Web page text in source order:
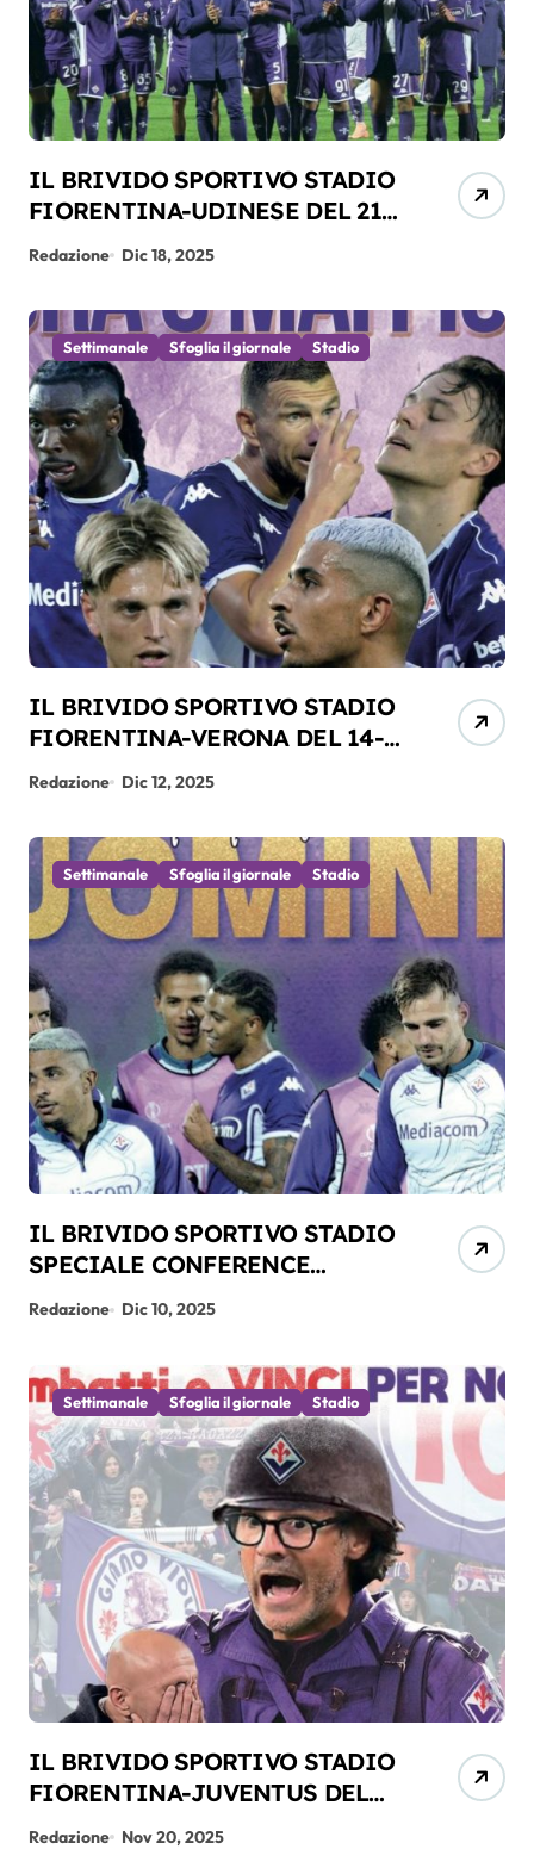
IL BRIVIDO SPORTIVO STADIO
FIORENTINA-UDINESE DEL 21-
12-2025
Redazione Dic 18, 2025
Settimanale Sfoglia il giornale Stadio
IL BRIVIDO SPORTIVO STADIO
FIORENTINA-VERONA DEL 14-
12-2025
Redazione Dic 12, 2025
Settimanale Sfoglia il giornale Stadio
IL BRIVIDO SPORTIVO STADIO
SPECIALE CONFERENCE
LEAGUE FIORENTINA-DINAMO
KIEV DEL 11-12-2025
Redazione Dic 10, 2025
Settimanale Sfoglia il giornale Stadio
IL BRIVIDO SPORTIVO STADIO
FIORENTINA-JUVENTUS DEL
22-11-2025
Redazione Nov 20, 2025